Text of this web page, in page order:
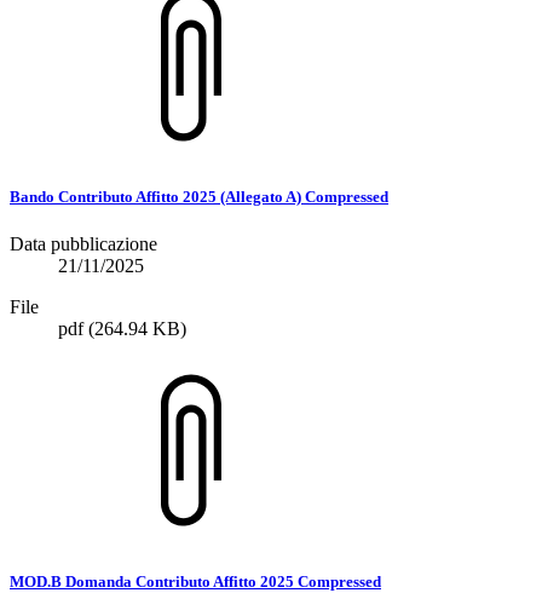
Bando Contributo Affitto 2025 (Allegato A) Compressed
Data pubblicazione
21/11/2025
File
pdf(264.94 KB)
MOD.B Domanda Contributo Affitto 2025 Compressed